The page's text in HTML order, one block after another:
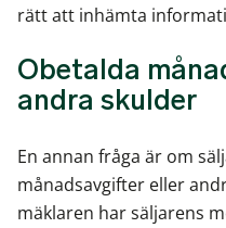
rätt att inhämta
Obetalda
andra skulder
En annan fråga är om
månadsavgifter eller
mäklaren har säljarens